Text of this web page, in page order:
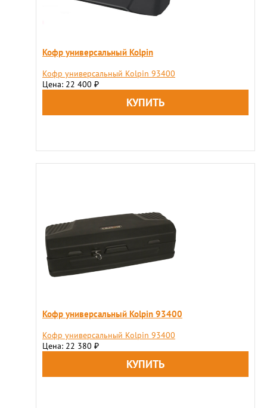
Кофр универсальный Kolpin
Кофр универсальный Kolpin 93400
Цена: 22 400 ₽
Кофр универсальный Kolpin 93400
Кофр универсальный Kolpin 93400
Цена: 22 380 ₽